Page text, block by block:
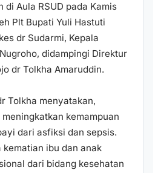
Aula RSUD pada Kamis
Plt Bupati Yuli Hastuti
dr Sudarmi, Kepala
didampingi Direktur
dr Tolkha Amaruddin.
Tolkha menyatakan,
kemampuan
dari asfiksi dan sepsis.
kematian ibu dan anak
dari bidang kesehatan